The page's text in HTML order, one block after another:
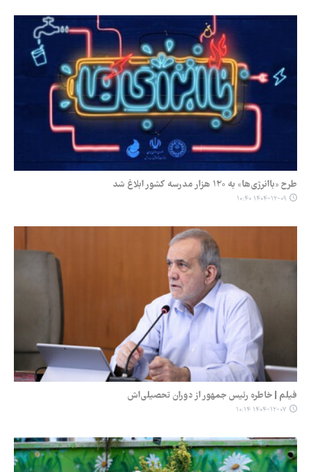
طرح «باانرژی‌ها» به ۱۲۰ هزار مدرسه کشور ابلاغ شد
۱۴۰۴-۱۲-۰۹ ۱۰:۴۰
فیلم | خاطره‌ رئیس جمهور از دوران تحصیلی‌اش
۱۴۰۴-۱۲-۰۷ ۱۰:۱۴